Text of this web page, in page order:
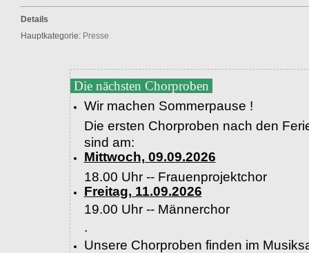
Details
Hauptkategorie: Presse
Die nächsten Chorproben
Wir machen Sommerpause !
Die ersten Chorproben nach den
sind am:
Mittwoch, 09.09.2026
18.00 Uhr -- Frauenprojektchor
Freitag, 11.09.2026
19.00 Uhr -- Männerchor
.
Unsere Chorproben finden im